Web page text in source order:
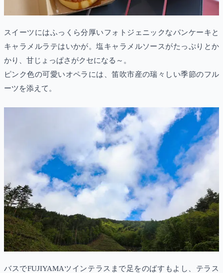
スイーツにはふっくら分厚いフォトジェニックなパンケーキと
キャラメルラテはいかが。塩キャラメルソースがたっぷりとか
かり、甘じょっぱさがクセになる～。
ピンク色の可愛いオペラには、笛吹市産の瑞々しい季節のフル
ーツを添えて。
バスでFUJIYAMAツインテラスまで足をのばすもよし、テラス